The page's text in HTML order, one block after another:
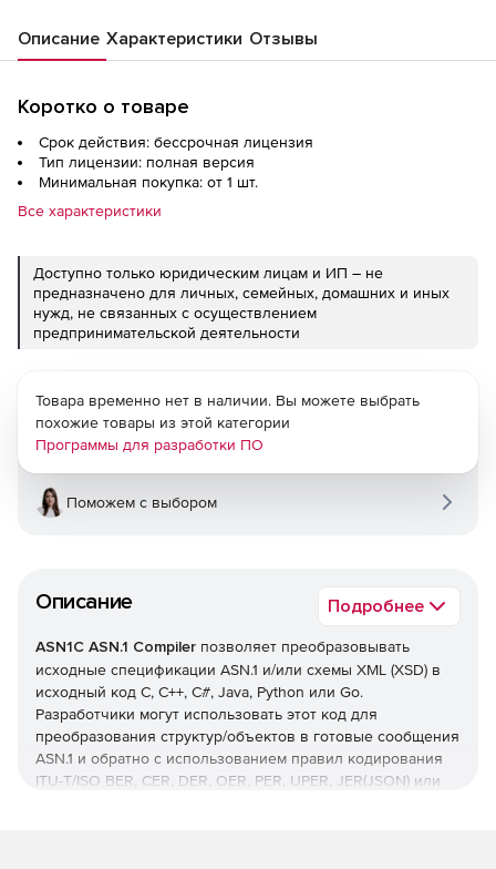
Описание Характеристики Отзывы
Коротко о товаре
Срок действия: бессрочная лицензия
Тип лицензии: полная версия
Минимальная покупка: от 1 шт.
Все характеристики
Доступно только юридическим лицам и ИП – не
предназначено для личных, семейных, домашних и иных
нужд, не связанных с осуществлением
предпринимательской деятельности
Описание Подробнее
ASN1C ASN.1 Compiler позволяет преобразовывать
исходные спецификации ASN.1 и/или схемы XML (XSD) в
исходный код C, C++, C#, Java, Python или Go.
Разработчики могут использовать этот код для
преобразования структур/объектов в готовые сообщения
ASN.1 и обратно с использованием правил кодирования
ITU-T/ISO BER, CER, DER, OER, PER, UPER, JER(JSON) или
Товара временно нет в наличии. Вы можете выбрать
похожие товары из этой категории
Программы для разработки ПО
Поможем с выбором